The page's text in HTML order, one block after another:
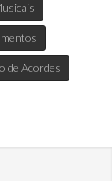
de Acordes